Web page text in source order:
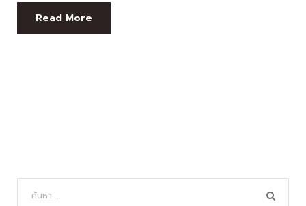
Read More